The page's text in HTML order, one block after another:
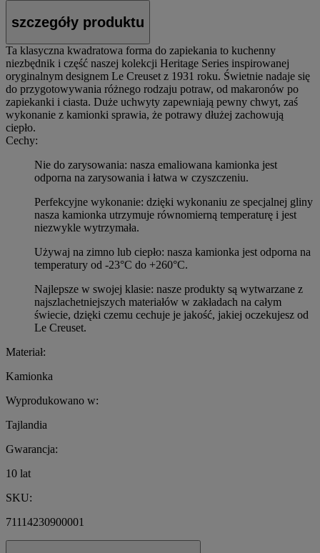
szczegóły produktu
Ta klasyczna kwadratowa forma do zapiekania to kuchenny
niezbędnik i część naszej kolekcji Heritage Series inspirowanej
oryginalnym designem Le Creuset z 1931 roku. Świetnie nadaje się
do przygotowywania różnego rodzaju potraw, od makaronów po
zapiekanki i ciasta. Duże uchwyty zapewniają pewny chwyt, zaś
wykonanie z kamionki sprawia, że potrawy dłużej zachowują
ciepło.
Cechy:
Nie do zarysowania: nasza emaliowana kamionka jest
odporna na zarysowania i łatwa w czyszczeniu.
Perfekcyjne wykonanie: dzięki wykonaniu ze specjalnej gliny
nasza kamionka utrzymuje równomierną temperaturę i jest
niezwykle wytrzymała.
Używaj na zimno lub ciepło: nasza kamionka jest odporna na
temperatury od -23°C do +260°C.
Najlepsze w swojej klasie: nasze produkty są wytwarzane z
najszlachetniejszych materiałów w zakładach na całym
świecie, dzięki czemu cechuje je jakość, jakiej oczekujesz od
Le Creuset.
Materiał:
Kamionka
Wyprodukowano w:
Tajlandia
Gwarancja:
10 lat
SKU:
71114230900001